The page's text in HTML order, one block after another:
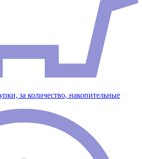
за количество, накопительные